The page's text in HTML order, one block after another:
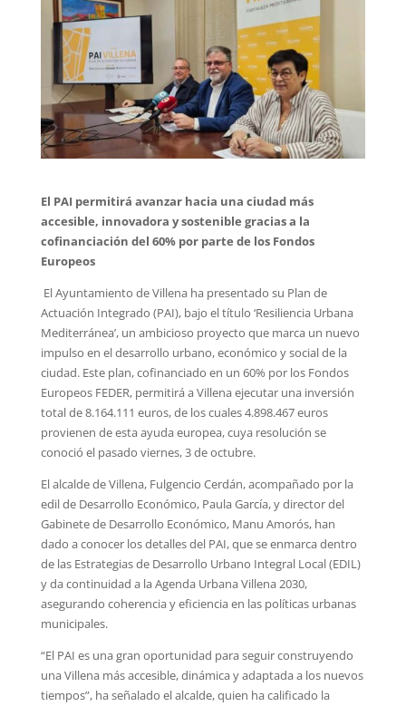
El PAI permitirá avanzar hacia una ciudad más
accesible, innovadora y sostenible gracias a la
cofinanciación del 60% por parte de los Fondos
Europeos
El Ayuntamiento de Villena ha presentado su Plan de
Actuación Integrado (PAI), bajo el título ‘Resiliencia Urbana
Mediterránea’, un ambicioso proyecto que marca un nuevo
impulso en el desarrollo urbano, económico y social de la
ciudad. Este plan, cofinanciado en un 60% por los Fondos
Europeos FEDER, permitirá a Villena ejecutar una inversión
total de 8.164.111 euros, de los cuales 4.898.467 euros
provienen de esta ayuda europea, cuya resolución se
conoció el pasado viernes, 3 de octubre.
El alcalde de Villena, Fulgencio Cerdán, acompañado por la
edil de Desarrollo Económico, Paula García, y director del
Gabinete de Desarrollo Económico, Manu Amorós, han
dado a conocer los detalles del PAI, que se enmarca dentro
de las Estrategias de Desarrollo Urbano Integral Local (EDIL)
y da continuidad a la Agenda Urbana Villena 2030,
asegurando coherencia y eficiencia en las políticas urbanas
municipales.
“El PAI es una gran oportunidad para seguir construyendo
una Villena más accesible, dinámica y adaptada a los nuevos
tiempos”, ha señalado el alcalde, quien ha calificado la